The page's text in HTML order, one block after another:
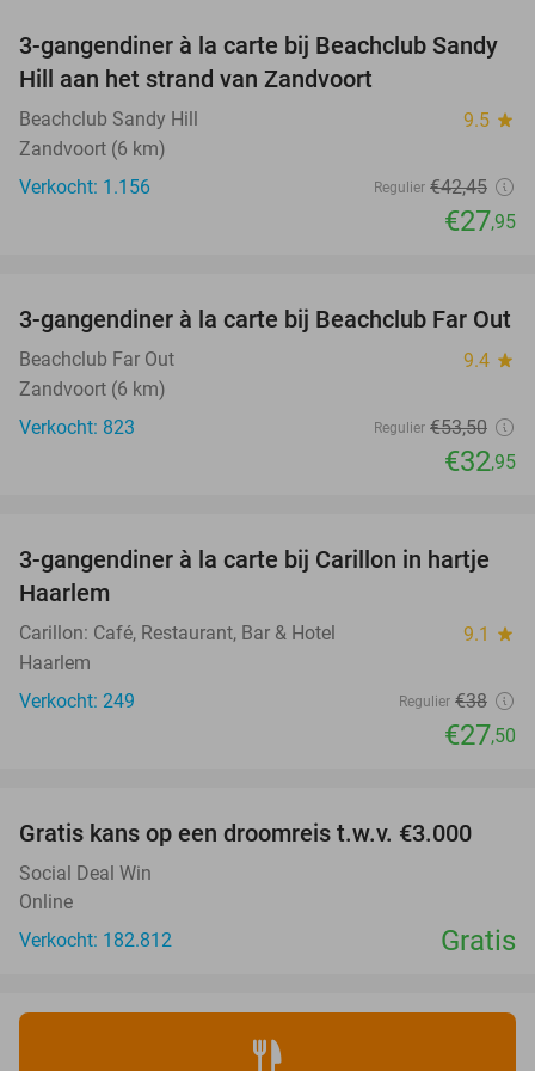
34%
3-gangendiner à la carte bij Beachclub Sandy
Hill aan het strand van Zandvoort
Beachclub Sandy Hill 9.5 star
Zandvoort (6 km)
Verkocht: 1.156
Regulier €42,45
€27,95
38%
3-gangendiner à la carte bij Beachclub Far Out
Beachclub Far Out 9.4 star
Zandvoort (6 km)
Verkocht: 823
Regulier €53,50
€32,95
28%
3-gangendiner à la carte bij Carillon in hartje
Haarlem
Carillon: Café, Restaurant, Bar & Hotel 9.1 star
Haarlem
Verkocht: 249
Regulier €38
€27,50
Gratis kans op een droomreis t.w.v. €3.000
Social Deal Win
Online
Verkocht: 182.812
Gratis